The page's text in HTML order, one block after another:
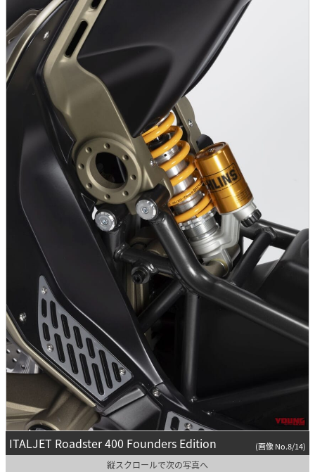
ITALJET Roadster 400 Founders Edition (画像 No.8/14)
縦スクロールで次の写真へ